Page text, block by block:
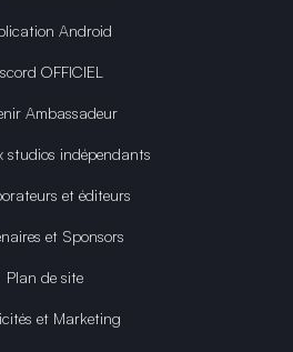
Android
OFFICIEL
Ambassadeur
studios indépendants
et éditeurs
et Sponsors
Plan de site
et Marketing